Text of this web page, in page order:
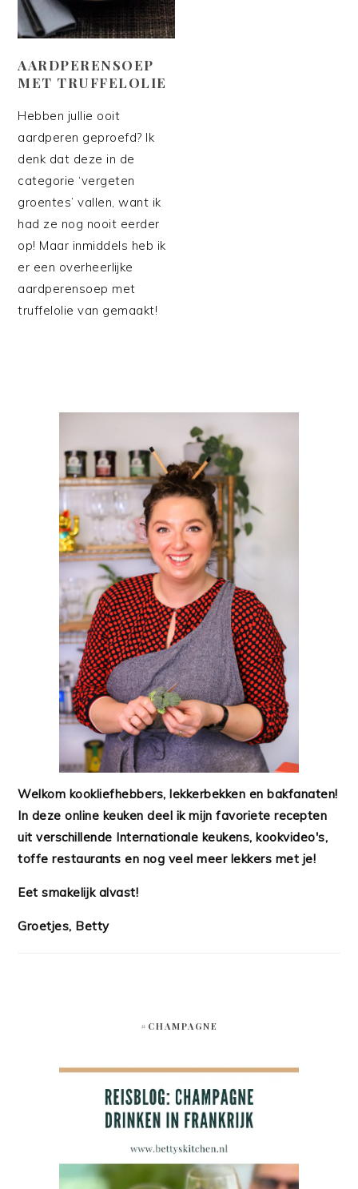
AARDPERENSOEP
MET TRUFFELOLIE
Hebben jullie ooit
aardperen geproefd? Ik
denk dat deze in de
categorie ‘vergeten
groentes’ vallen, want ik
had ze nog nooit eerder
op! Maar inmiddels heb ik
er een overheerlijke
aardperensoep met
truffelolie van gemaakt!
Welkom kookliefhebbers, lekkerbekken en bakfanaten!
In deze online keuken deel ik mijn favoriete recepten
uit verschillende Internationale keukens, kookvideo's,
toffe restaurants en nog veel meer lekkers met je!
Eet smakelijk alvast!
Groetjes, Betty
#CHAMPAGNE